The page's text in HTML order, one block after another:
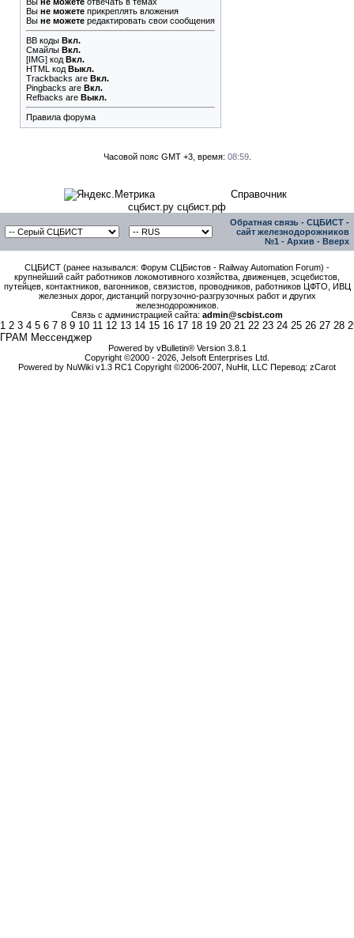
Вы не можете прикреплять вложения
Вы не можете редактировать свои сообщения
BB коды Вкл.
Смайлы Вкл.
[IMG] код Вкл.
HTML код Выкл.
Trackbacks are Вкл.
Pingbacks are Вкл.
Refbacks are Выкл.
Правила форума
Часовой пояс GMT +3, время: 08:59.
Справочник
сцбист.ру сцбист.рф
Обратная связь - СЦБИСТ -
сайт железнодорожников
№1 - Архив - Вверх
СЦБИСТ (ранее назывался: Форум СЦБистов - Railway Automation Forum) -
крупнейший сайт работников локомотивного хозяйства, движенцев, эсцебистов,
путейцев, контактников, вагонников, связистов, проводников, работников ЦФТО, ИВЦ
железных дорог, дистанций погрузочно-разгрузочных работ и других
железнодорожников.
Связь с администрацией сайта: admin@scbist.com
1 2 3 4 5 6 7 8 9 10 11 12 13 14 15 16 17 18 19 20 21 22 23 24 25 26 27 28
ГРАМ Мессенджер
Powered by vBulletin® Version 3.8.1
Copyright ©2000 - 2026, Jelsoft Enterprises Ltd.
Powered by NuWiki v1.3 RC1 Copyright ©2006-2007, NuHit, LLC Перевод: zCarot